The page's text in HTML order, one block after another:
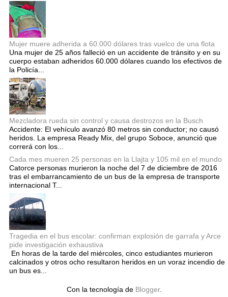
Mujer muere adherida a 60.000 dólares tras vuelco de una flota
Una mujer de 25 años falleció en un accidente de tránsito y en su
cuerpo estaban adheridos 60.000 dólares cuando los efectivos de
la Policía...
Mezcladora rueda sin control y causa destrozos en la Busch
Accidente: El vehículo avanzó 80 metros sin conductor; no causó
heridos. La empresa Ready Mix, del grupo Soboce, anunció que
correrá con los...
Cada mes mueren 25 personas en la Llajta y 105 mil en el mundo
Catorce personas murieron la noche del 7 de diciembre de 2016
tras el embarrancamiento de un bus de la empresa de transporte
internacional T...
Tragedia en el bus escolar: confirman explosión de garrafa y Arce
pide investigación exhaustiva
En horas de la tarde del miércoles, cinco estudiantes murieron
calcinados y otros ocho resultaron heridos en un voraz incendio de
un bus es...
Con la tecnología de Blogger.